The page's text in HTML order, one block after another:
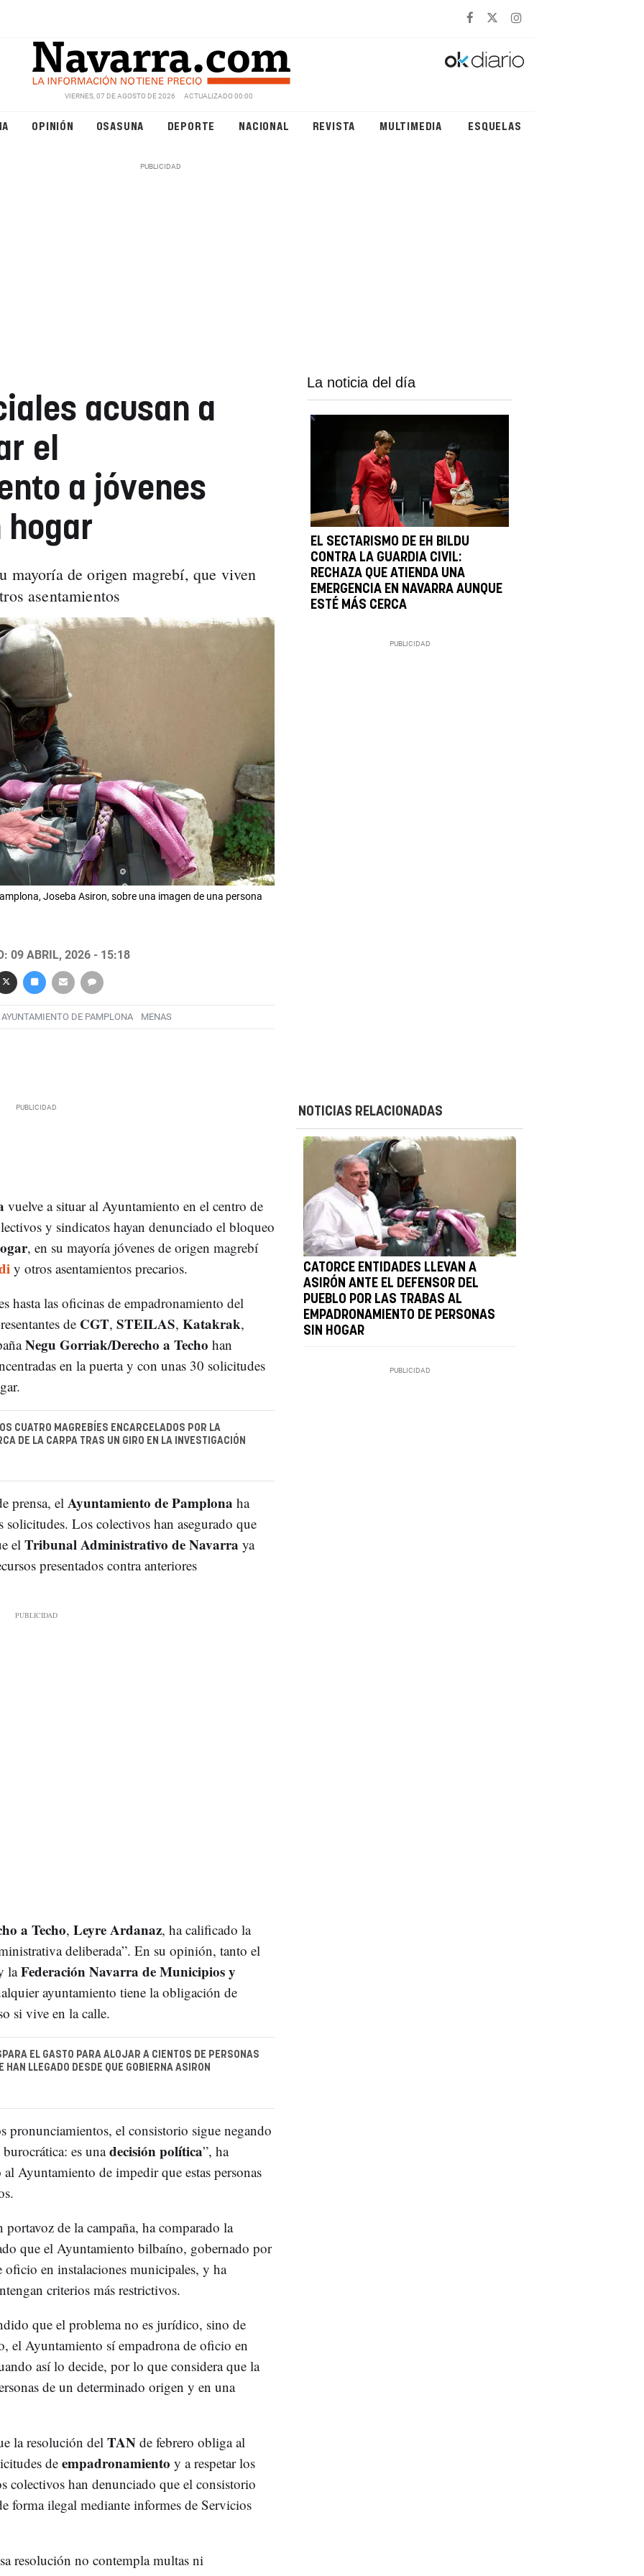
VIERNES, 07 DE AGOSTO DE 2026 ACTUALIZADO 00:00
OPINIÓN OSASUNA DEPORTE NACIONAL REVISTA MULTIMEDIA ESQUELAS
acusan a
el
a jóvenes
hogar
mayoría de origen magrebí, que viven
asentamientos
Joseba Asiron, sobre una imagen de una persona
09 ABRIL, 2026 - 15:18
AYUNTAMIENTO DE PAMPLONA MENAS
La noticia del día
EL SECTARISMO DE EH BILDU
CONTRA LA GUARDIA CIVIL:
RECHAZA QUE ATIENDA UNA
EMERGENCIA EN NAVARRA AUNQUE
ESTÉ MÁS CERCA
vuelve a situar al Ayuntamiento en el centro de
y sindicatos hayan denunciado el bloqueo
, en su mayoría jóvenes de origen magrebí
y otros asentamientos precarios.
hasta las oficinas de empadronamiento del
de CGT, STEILAS, Katakrak,
Negu Gorriak/Derecho a Techo han
en la puerta y con unas 30 solicitudes
CUATRO MAGREBÍES ENCARCELADOS POR LA
DE LA CARPA TRAS UN GIRO EN LA INVESTIGACIÓN
prensa, el Ayuntamiento de Pamplona ha
solicitudes. Los colectivos han asegurado que
el Tribunal Administrativo de Navarra ya
presentados contra anteriores
a Techo, Leyre Ardanaz, ha calificado la
deliberada”. En su opinión, tanto el
laFederación Navarra de Municipios y
ayuntamiento tiene la obligación de
si vive en la calle.
EL GASTO PARA ALOJAR A CIENTOS DE PERSONAS
HAN LLEGADO DESDE QUE GOBIERNA ASIRON
pronunciamientos, el consistorio sigue negando
es unadecisión política”, ha
Ayuntamiento de impedir que estas personas
portavoz de la campaña, ha comparado la
que el Ayuntamiento bilbaíno, gobernado por
en instalaciones municipales, y ha
criterios más restrictivos.
que el problema no es jurídico, sino de
el Ayuntamiento sí empadrona de oficio en
así lo decide, por lo que considera que la
de un determinado origen y en una
la resolución del TANde febrero obliga al
de empadronamiento y a respetar los
colectivos han denunciado que el consistorio
forma ilegal mediante informes de Servicios
resolución no contempla multas ni
NOTICIAS RELACIONADAS
CATORCE ENTIDADES LLEVAN A
ASIRÓN ANTE EL DEFENSOR DEL
PUEBLO POR LAS TRABAS AL
EMPADRONAMIENTO DE PERSONAS
SIN HOGAR